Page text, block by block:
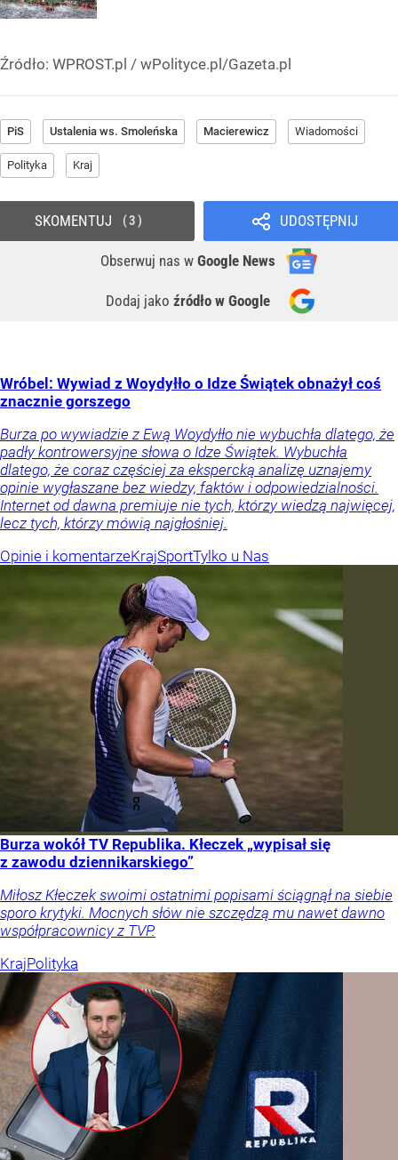
Źródło: WPROST.pl / wPolityce.pl/Gazeta.pl
PiS Ustalenia ws. Smoleńska Macierewicz Wiadomości
Polityka Kraj
UDOSTĘPNIJ
Obserwuj nas w Google News
Dodaj jako źródło w Google
SKOMENTUJ 3
Wróbel: Wywiad z Woydyłło o Idze Świątek obnażył coś
znacznie gorszego
Burza po wywiadzie z Ewą Woydyłło nie wybuchła dlatego, że
padły kontrowersyjne słowa o Idze Świątek. Wybuchła
dlatego, że coraz częściej za ekspercką analizę uznajemy
opinie wygłaszane bez wiedzy, faktów i odpowiedzialności.
Internet od dawna premiuje nie tych, którzy wiedzą najwięcej,
lecz tych, którzy mówią najgłośniej.
Opinie i komentarzeKrajSportTylko u Nas
Burza wokół TV Republika. Kłeczek „wypisał się
z zawodu dziennikarskiego”
Miłosz Kłeczek swoimi ostatnimi popisami ściągnął na siebie
sporo krytyki. Mocnych słów nie szczędzą mu nawet dawno
współpracownicy z TVP.
KrajPolityka